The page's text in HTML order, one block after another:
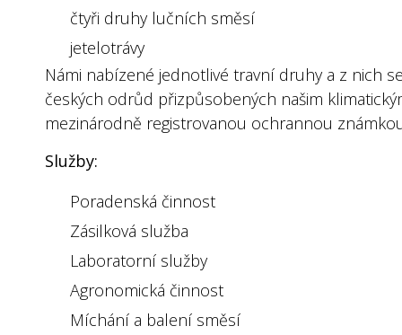
čtyři druhy lučních směsí
jetelotrávy
Námi nabízené jednotlivé travní druhy a z nich
českých odrůd přizpůsobených našim
mezinárodně registrovanou ochrannou
Služby:
Poradenská činnost
Zásilková služba
Laboratorní služby
Agronomická činnost
Míchání a balení směsí